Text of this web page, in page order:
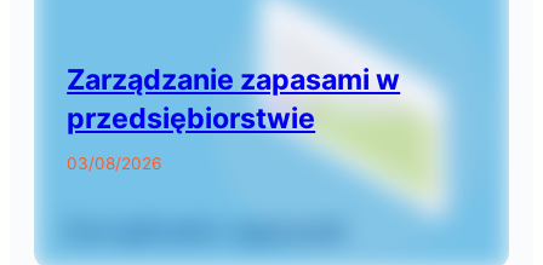
Zarządzanie zapasami w
przedsiębiorstwie
03/08/2026